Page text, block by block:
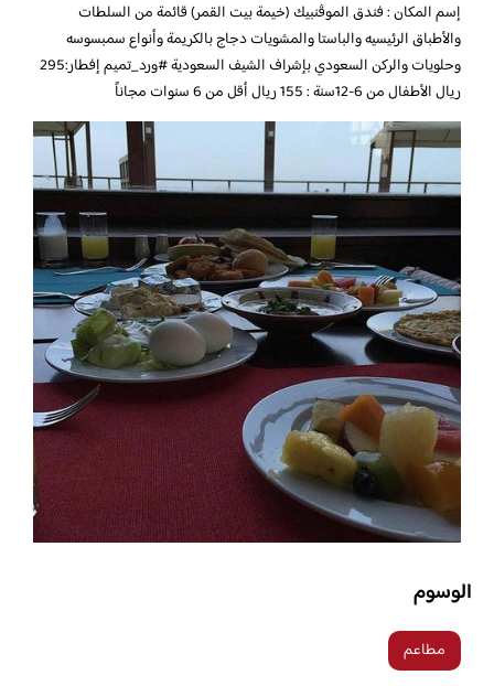
‏إسم المكان : فندق الموڤنبيك (خيمة بيت القمر) قائمة من السلطات
والأطباق الرئيسيه والباستا والمشويات دجاج بالكريمة وأنواع سمبسوسه
وحلويات والركن السعودي بإشراف الشيف السعودية ‎#ورد_تميم إفطار:295
ريال الأطفال من 6-12سنة : 155 ريال أقل من 6 سنوات مجاناً
الوسوم
مطاعم